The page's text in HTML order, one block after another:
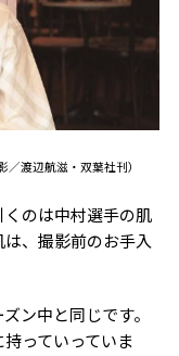
渡辺航滋・双葉社刊）
のは中村選手の肌
、撮影前のお手入
ン中と同じです。
っていっていま